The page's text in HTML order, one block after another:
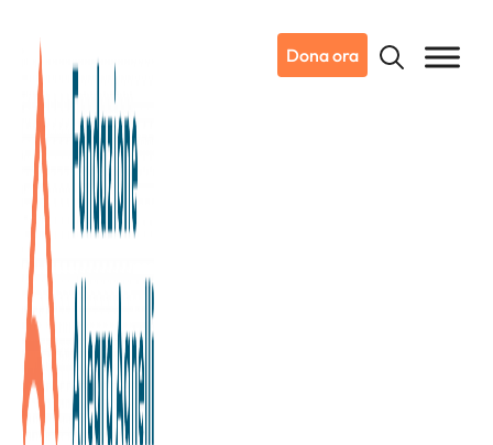
Dona ora